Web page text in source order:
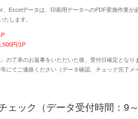
、Excelデータは、印刷用データへのPDF変換作業が
たします。
円/1P
の了承のお返事をいただいた後、受付日確定となり
にてご連絡ください（データ確認、チェック完了メ
ェック（データ受付時間：9